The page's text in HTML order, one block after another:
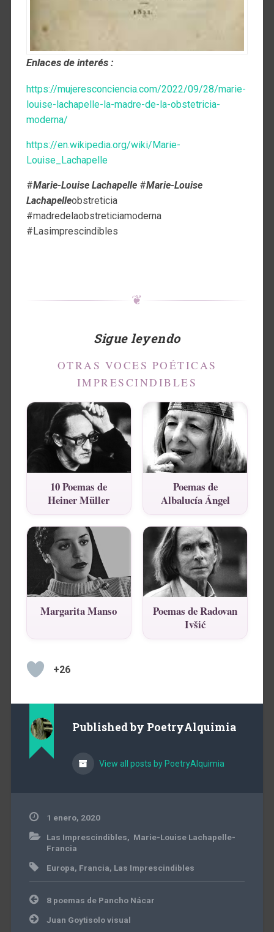
Enlaces de interés :
https://mujeresconciencia.com/2022/09/28/marie-
louise-lachapelle-la-madre-de-la-obstetricia-
moderna/
https://en.wikipedia.org/wiki/Marie-
Louise_Lachapelle
#Marie-Louise Lachapelle#Marie-Louise
Lachapelleobstreticia
#madredelaobstreticiamoderna
#Lasimprescindibles
❦
Sigue leyendo
OTRAS VOCES POÉTICAS
IMPRESCINDIBLES
10 Poemas de
Heiner Müller
Poemas de
Albalucía Ángel
Margarita Manso
Poemas de Radovan
Ivšić
+26
Published by PoetryAlquimia
View all posts by PoetryAlquimia
1 enero, 2020
Las Imprescindibles, Marie-Louise Lachapelle-
Francia
Europa, Francia, Las Imprescindibles
Navegación
de
entradas
8 poemas de Pancho Nácar
Juan Goytisolo visual